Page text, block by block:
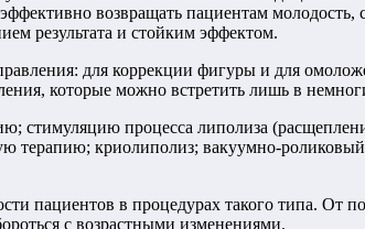
возвращать пациентам
результата и стойким эффектом.
для коррекции фигуры и для
которые можно встретить лишь в
стимуляцию процесса липолиза
терапию; криолиполиз; вакуумно-
пациентов в процедурах такого типа. От
с возрастными изменениями.